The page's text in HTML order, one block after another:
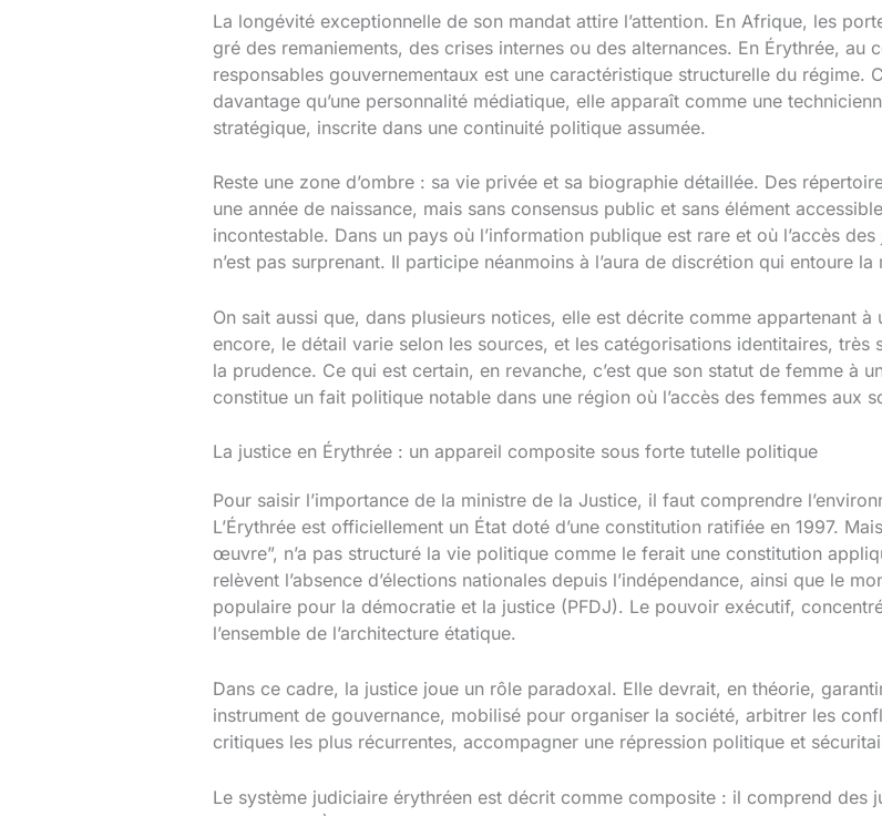
La longévité exceptionnelle de son mandat attire l’attention. En Afrique, les
gré des remaniements, des crises internes ou des alternances. En Érythrée, au
responsables gouvernementaux est une caractéristique structurelle du régime.
davantage qu’une personnalité médiatique, elle apparaît comme une
stratégique, inscrite dans une continuité politique assumée.
Reste une zone d’ombre : sa vie privée et sa biographie détaillée. Des
une année de naissance, mais sans consensus public et sans élément
incontestable. Dans un pays où l’information publique est rare et où l’accès
n’est pas surprenant. Il participe néanmoins à l’aura de discrétion qui entoure la
On sait aussi que, dans plusieurs notices, elle est décrite comme appartenant à
encore, le détail varie selon les sources, et les catégorisations identitaires, très
la prudence. Ce qui est certain, en revanche, c’est que son statut de femme à
constitue un fait politique notable dans une région où l’accès des femmes aux
La justice en Érythrée : un appareil composite sous forte tutelle politique
Pour saisir l’importance de la ministre de la Justice, il faut comprendre
L’Érythrée est officiellement un État doté d’une constitution ratifiée en 1997.
œuvre”, n’a pas structuré la vie politique comme le ferait une constitution
relèvent l’absence d’élections nationales depuis l’indépendance, ainsi que le
populaire pour la démocratie et la justice (PFDJ). Le pouvoir exécutif,
l’ensemble de l’architecture étatique.
Dans ce cadre, la justice joue un rôle paradoxal. Elle devrait, en théorie,
instrument de gouvernance, mobilisé pour organiser la société, arbitrer les
critiques les plus récurrentes, accompagner une répression politique et
Le système judiciaire érythréen est décrit comme composite : il comprend